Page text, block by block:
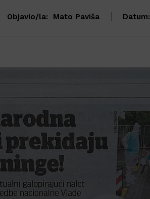
Objavio/la: Mato Paviša Datum: